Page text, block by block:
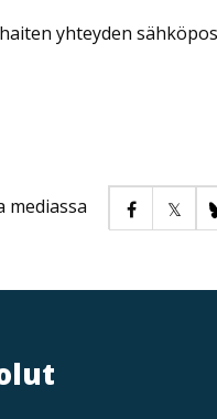
yhteyden
mediassa